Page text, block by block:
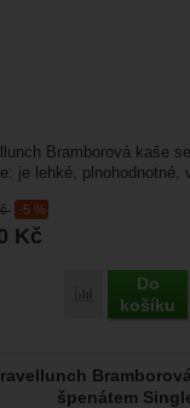
Double' k porovnání
-5 %
Kč
Přidat
Do
košíku
Bramborová kaše
je lehké, plnohodnotné,
špenátem